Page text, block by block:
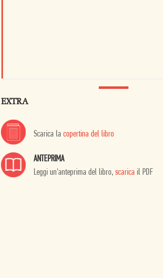
EXTRA
Scarica la copertina del libro
ANTEPRIMA
Leggi un'anteprima del libro, scarica il PDF